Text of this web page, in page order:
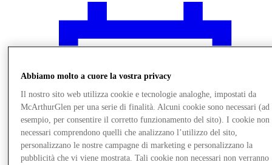
Abbiamo molto a cuore la vostra privacy
Il nostro sito web utilizza cookie e tecnologie analoghe, impostati da
McArthurGlen per una serie di finalità. Alcuni cookie sono necessari (ad
esempio, per consentire il corretto funzionamento del sito). I cookie non
necessari comprendono quelli che analizzano l’utilizzo del sito,
personalizzano le nostre campagne di marketing e personalizzano la
pubblicità che vi viene mostrata. Tali cookie non necessari non verranno